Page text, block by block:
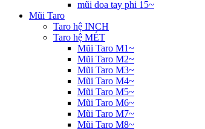
mũi doa tay phi 15~
Mũi Taro
Taro hệ INCH
Taro hệ MÉT
Mũi Taro M1~
Mũi Taro M2~
Mũi Taro M3~
Mũi Taro M4~
Mũi Taro M5~
Mũi Taro M6~
Mũi Taro M7~
Mũi Taro M8~